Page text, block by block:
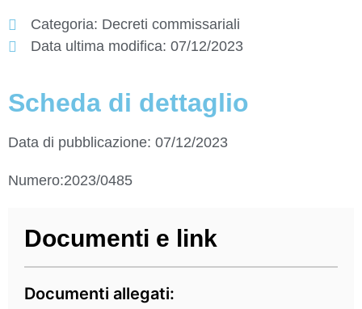
Categoria: Decreti commissariali
Data ultima modifica: 07/12/2023
Scheda di dettaglio
Data di pubblicazione: 07/12/2023
Numero:2023/0485
Documenti e link
Documenti allegati: